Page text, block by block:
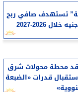
تستهدف صافي ربح
محطة محولات شرق
قدرات «الضبعة